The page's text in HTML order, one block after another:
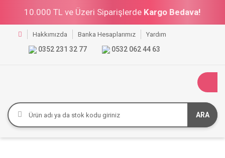
10.000 TL ve Üzeri Siparişlerde Kargo Bedava!
Hakkımızda Banka Hesaplarımız Yardım
0352 231 32 77 0532 062 44 63
ARA